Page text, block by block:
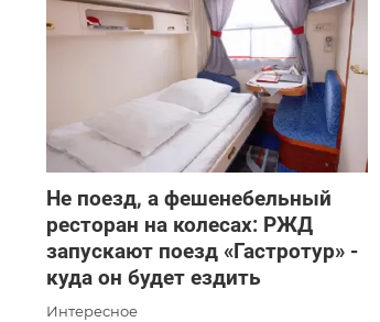
Не поезд, а фешенебельный
ресторан на колесах: РЖД
запускают поезд «Гастротур» -
куда он будет ездить
Интересное